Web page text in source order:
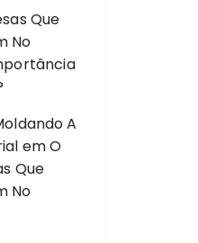
Que
No
A
emO
Que
No